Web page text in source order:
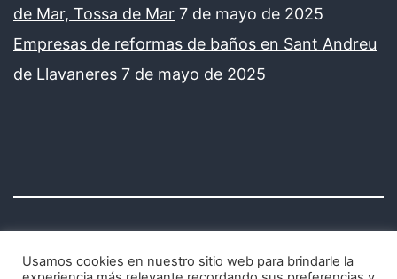
de Mar, Tossa de Mar 7 de mayo de 2025
Empresas de reformas de baños en Sant Andreu
de Llavaneres 7 de mayo de 2025
Usamos cookies en nuestro sitio web para brindarle la